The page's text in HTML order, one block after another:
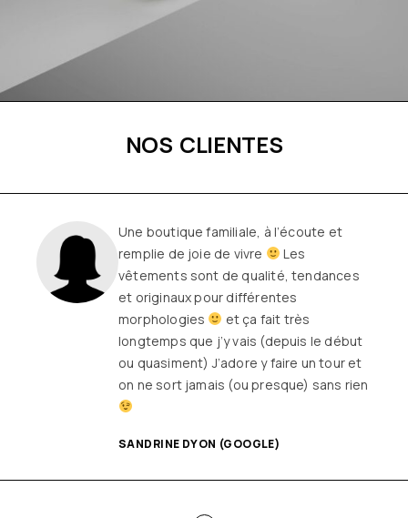
NOS CLIENTES
Une boutique familiale, à l’écoute et
remplie de joie de vivre
Les
vêtements sont de qualité, tendances
et originaux pour différentes
morphologies
et ça fait très
longtemps que j’y vais (depuis le début
ou quasiment) J’adore y faire un tour et
on ne sort jamais (ou presque) sans rien
SANDRINE DYON (GOOGLE)